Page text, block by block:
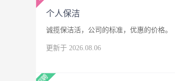
个人保洁
诚揽保洁活，公司的标准，优惠的价格。
更新于 2026.08.06